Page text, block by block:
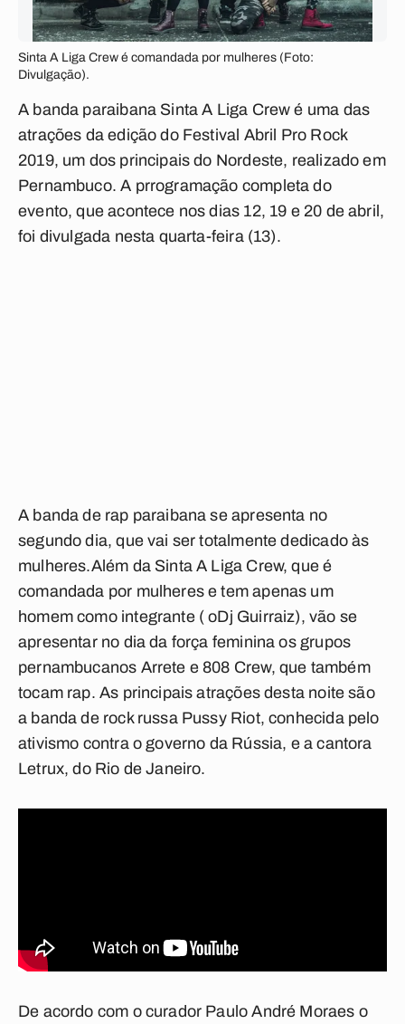
Sinta A Liga Crew é comandada por mulheres (Foto:
Divulgação).
A banda paraibana Sinta A Liga Crew é uma das
atrações da edição do Festival Abril Pro Rock
2019, um dos principais do Nordeste, realizado em
Pernambuco. A prrogramação completa do
evento, que acontece nos dias 12, 19 e 20 de abril,
foi divulgada nesta quarta-feira (13).
A banda de rap paraibana se apresenta no
segundo dia, que vai ser totalmente dedicado às
mulheres.Além da Sinta A Liga Crew, que é
comandada por mulheres e tem apenas um
homem como integrante ( oDj Guirraiz), vão se
apresentar no dia da força feminina os grupos
pernambucanos Arrete e 808 Crew, que também
tocam rap. As principais atrações desta noite são
a banda de rock russa Pussy Riot, conhecida pelo
ativismo contra o governo da Rússia, e a cantora
Letrux, do Rio de Janeiro.
De acordo com o curador Paulo André Moraes o